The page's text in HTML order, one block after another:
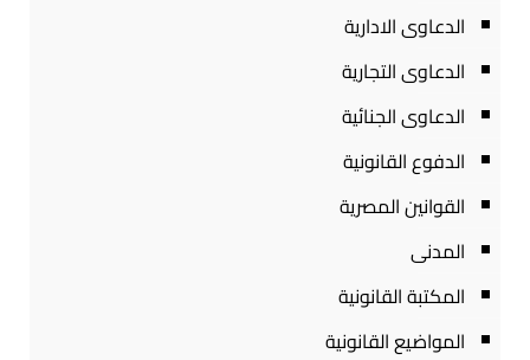
الدعاوى الادارية
الدعاوى التجارية
الدعاوى الجنائية
الدفوع القانونية
القوانين المصرية
المدنى
المكتبة القانونية
المواضيع القانونية